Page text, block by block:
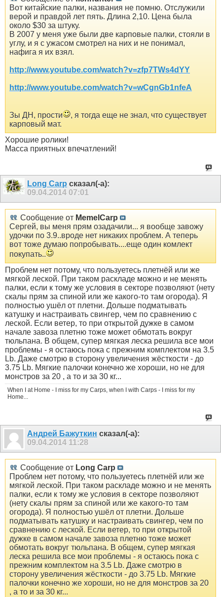
Вот китайские палки, названия не помню. Отслужили
верой и правдой лет пять. Длина 2,10. Цена была
около $30 за штуку.
В 2007 у меня уже были две карповые палки, стояли в
углу, и я с ужасом смотрел на них и не понимал,
нафига я их взял.
http://www.youtube.com/watch?v=zfp7TWs4dYY
http://www.youtube.com/watch?v=wCgnGb1nfeA
Зы ДН, прости
, я тогда еще не знал, что существует
карповый мат.
Хорошие ролики!
Масса приятных впечатлений!
Long Carp сказал(-а):
09.04.2014 07:01
Сообщение от MemelCarp
Сергей, вы меня прям озадачили... я вообще завожу
удочки по 3.9..вроде нет никаких проблем. А теперь
вот тоже думаю попробывать....еще один комлект
покупать..
Проблем нет потому, что пользуетесь плетнёй или же
мягкой леской. При таком раскладе можно и не менять
палки, если к тому же условия в секторе позволяют (нету
скалы прям за спиной или же какого-то там огорода). Я
полностью ушёл от плетни. Дольше подматывать
катушку и настраивать свингер, чем по сравнению с
леской. Если ветер, то при открытой дужке в самом
начале завоза плетню тоже может обмотать вокруг
тюльпана. В общем, супер мягкая леска решила все мои
проблемы - я остаюсь пока с прежним комплектом на 3.5
Lb. Даже смотрю в сторону увеличения жёсткости - до
3.75 Lb. Мягкие палочки конечно же хороши, но не для
монстров за 20 , а то и за 30 кг...
When I at Home - I miss for my Carps, when I with Carps - I miss for my
Home...
Aндрей Бажуткин сказал(-а):
09.04.2014 11:28
Сообщение от Long Carp
Проблем нет потому, что пользуетесь плетнёй или же
мягкой леской. При таком раскладе можно и не менять
палки, если к тому же условия в секторе позволяют
(нету скалы прям за спиной или же какого-то там
огорода). Я полностью ушёл от плетни. Дольше
подматывать катушку и настраивать свингер, чем по
сравнению с леской. Если ветер, то при открытой
дужке в самом начале завоза плетню тоже может
обмотать вокруг тюльпана. В общем, супер мягкая
леска решила все мои проблемы - я остаюсь пока с
прежним комплектом на 3.5 Lb. Даже смотрю в
сторону увеличения жёсткости - до 3.75 Lb. Мягкие
палочки конечно же хороши, но не для монстров за 20
, а то и за 30 кг...